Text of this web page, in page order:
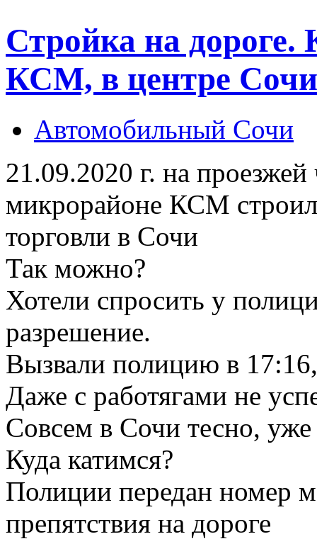
Стройка на дороге.
КСМ, в центре Сочи
Автомобильный Сочи
21.09.2020 г. на
микрорайоне КСМ
торговли в Сочи
Так можно?
Хотели спросить у
разрешение.
Вызвали полицию в
Даже с работягами не
Совсем в Сочи тесно, уже
Куда катимся?
Полиции передан номер
препятствия на дороге